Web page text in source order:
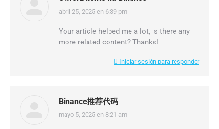
dice:
abril 25, 2025 en 6:39 pm
Your article helped me a lot, is there any
more related content? Thanks!
Iniciar sesión para responder
Binance推荐代码
dice:
mayo 5, 2025 en 8:21 am